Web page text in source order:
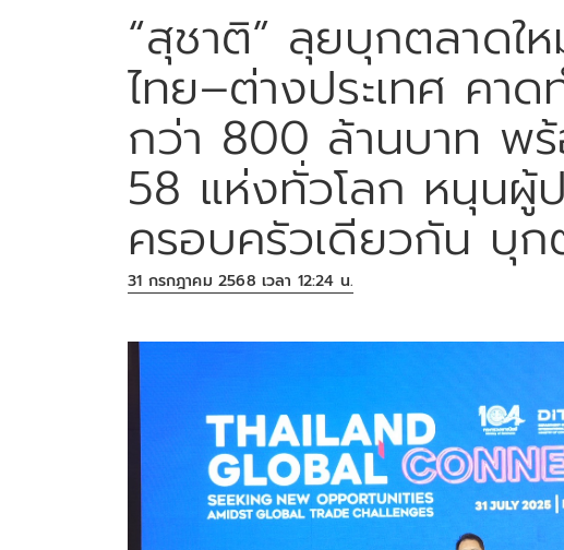
“สุชาติ” ลุยบุกตลาดใ
ไทย–ต่างประเทศ คาด
กว่า 800 ล้านบาท
58 แห่งทั่วโลก หนุนผู้
ครอบครัวเดียวกัน บุก
31 กรกฎาคม 2568 เวลา 12:24 น.